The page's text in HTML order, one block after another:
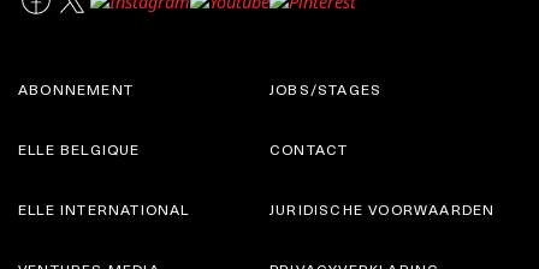
ABONNEMENT
ELLE BELGIQUE
JOBS/STAGES
CONTACT
ELLE INTERNATIONAL JURIDISCHE VOORWAARDEN